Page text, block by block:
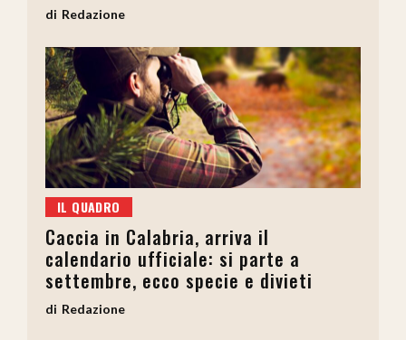
Redazione
IL QUADRO
Caccia in Calabria, arriva il
calendario ufficiale: si parte a
settembre, ecco specie e divieti
Redazione